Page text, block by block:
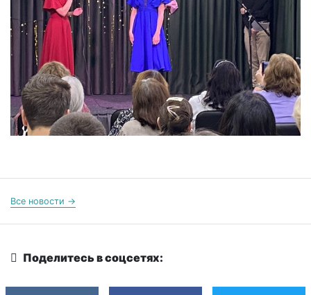
Все новости →
Поделитесь в соцсетях: